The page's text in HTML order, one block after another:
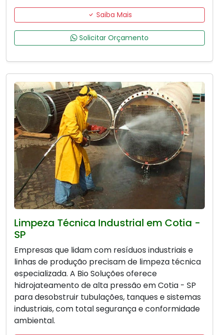
Saiba Mais
Solicitar Orçamento
Limpeza Técnica Industrial em Cotia -
SP
Empresas que lidam com resíduos industriais e
linhas de produção precisam de limpeza técnica
especializada. A Bio Soluções oferece
hidrojateamento de alta pressão em Cotia - SP
para desobstruir tubulações, tanques e sistemas
industriais, com total segurança e conformidade
ambiental.